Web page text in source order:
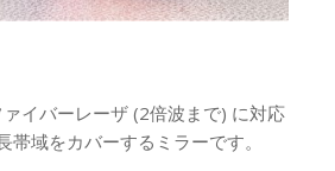
イバーレーザ (2倍波まで) に対応
帯域をカバーするミラーです。